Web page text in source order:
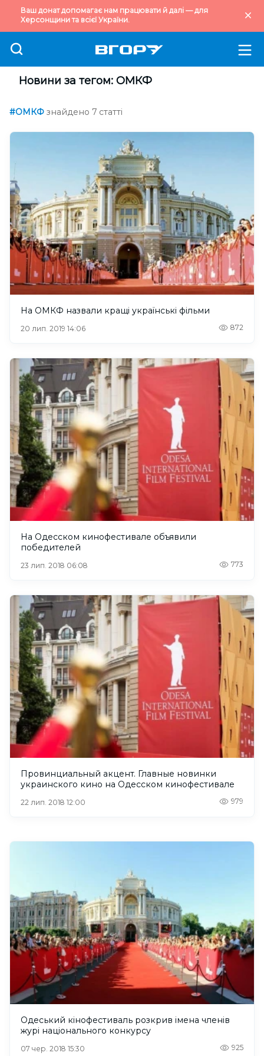
Ваш донат допомагає нам працювати й далі — для
Херсонщини та всієї України.
Новини за тегом: ОМКФ
#ОМКФ знайдено 7 статті
На ОМКФ назвали кращі українські фільми
20 лип. 2019 14:06 872
На Одесском кинофестивале объявили
победителей
23 лип. 2018 06:08 773
Провинциальный акцент. Главные новинки
украинского кино на Одесском кинофестивале
22 лип. 2018 12:00 979
Одеський кінофестиваль розкрив імена членів
журі національного конкурсу
07 чер. 2018 15:30 925